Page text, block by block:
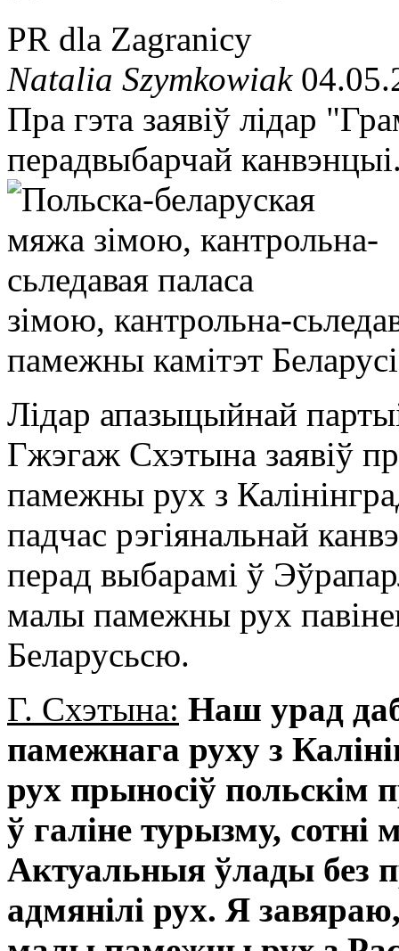
PR dla Zagranicy
Natalia Szymkowiak
Пра гэта заявіў лідар
перадвыбарчай
зімою, кантрольна-
памежны камітэт Беларусі
Лідар апазыцыйнай
Гжэгаж Схэтына заявіў
памежны рух з
падчас рэгіянальнай
перад выбарамі ў
малы памежны рух
Беларусьсю.
Г. Схэтына: Наш урад
памежнага руху з
рух прыносіў польскім
ў галіне турызму, сотні
Актуальныя ўлады без
адмянілі рух. Я